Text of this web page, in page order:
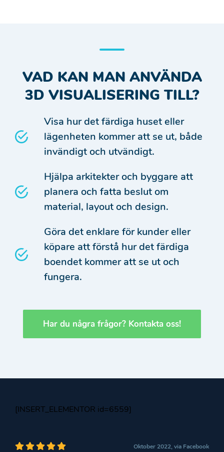
VAD KAN MAN ANVÄNDA
3D VISUALISERING TILL?
Visa hur det färdiga huset eller
lägenheten kommer att se ut, både
invändigt och utvändigt.
Hjälpa arkitekter och byggare att
planera och fatta beslut om
material, layout och design.
Göra det enklare för kunder eller
köpare att förstå hur det färdiga
boendet kommer att se ut och
fungera.
Har du några frågor? Kontakta oss!
[INSERT_ELEMENTOR id=6559]
Oktober 2022, via Facebook